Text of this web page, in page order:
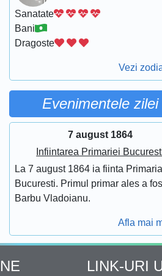
Sanatate
Bani
Dragoste
Vezi
Evenimentele zilei
7 august 1864
Infiintarea Primariei
La 7 august 1864 ia fiinta Primaria
Bucuresti. Primul primar ales a
Barbu Vladoianu.
Afla mai
LINK-URI